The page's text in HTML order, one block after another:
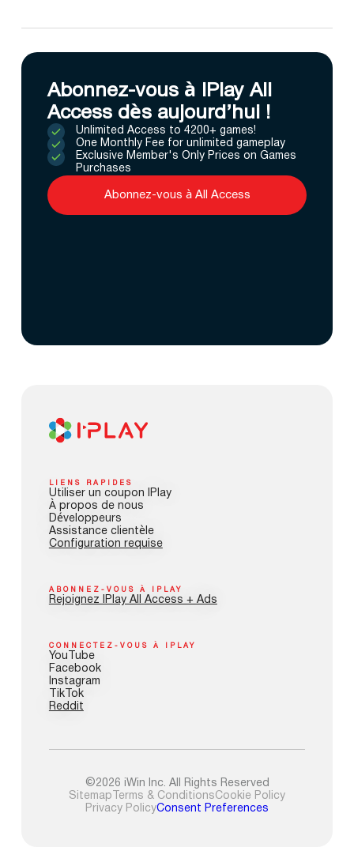
Abonnez-vous à IPlay All
Access dès aujourd’hui !
Unlimited Access to 4200+ games!
One Monthly Fee for unlimited gameplay
Exclusive Member's Only Prices on Games
Purchases
Abonnez-vous à All Access
LIENS RAPIDES
Utiliser un coupon IPlay
À propos de nous
Développeurs
Assistance clientèle
Configuration requise
ABONNEZ-VOUS À IPLAY
Rejoignez IPlay All Access + Ads
CONNECTEZ-VOUS À IPLAY
YouTube
Facebook
Instagram
TikTok
Reddit
©2026 iWin Inc. All Rights Reserved
Sitemap Terms & ConditionsCookie Policy
Privacy PolicyConsent Preferences